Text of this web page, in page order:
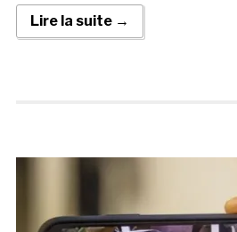
Lire la suite →